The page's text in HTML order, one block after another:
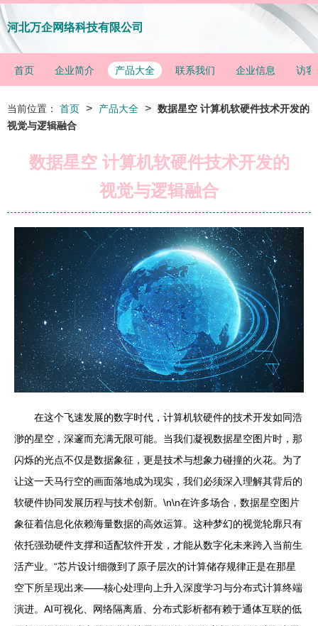
河北万企网络科技有限公司
首页 企业简介 产品大全 联系我们 企业信息 访客
当前位置： 首页 > 产品大全 > 数据星空 计算机软硬件技术开发的
视觉与逻辑融合
数据星空 计算机软硬件技术开发的
视觉与逻辑融合
在这个飞速发展的数字时代，计算机软硬件的技术开发如同浩
渺的星空，深邃而充满无限可能。当我们凝视数据星空图片时，那
闪烁的光点不仅是数据象征，更是技术与想象力碰撞的火花。为了
让这一天马行空的画面落地成为现实，我们必须深入理解其背后的
软硬件协同发展历程与技术创新。\n\n在许多场合，数据星空图片
象征着信息化依赖海量数据的高效运算。这种梦幻的视觉轮廓只有
依托强劲硬件支撑和适配软件开发，才能从数字化未来跨入当前生
活产业。“芯片设计细微到了原子层次的计算储存规律正是在那星
空下所呈现出来——核心处理向上升入深度学习与分布式计算终端
演进。AI可视化、网络隔离盾、分布式影析都有赖于通体互联的低